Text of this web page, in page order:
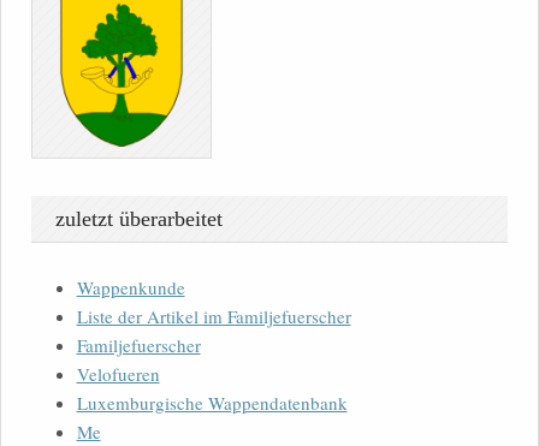
zuletzt überarbeitet
Wappenkunde
Liste der Artikel im Familjefuerscher
Familjefuerscher
Velofueren
Luxemburgische Wappendatenbank
Me